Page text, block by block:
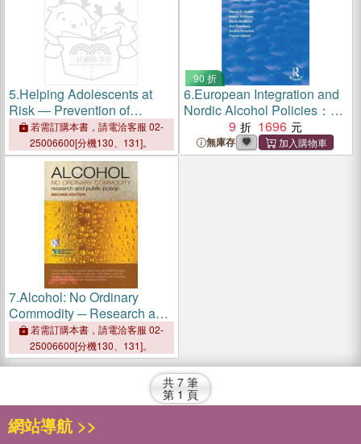
5.Helping Adolescents at
Risk ― Prevention of
Multiple Problem Behaviors
若需訂購本書，請電洽客服 02-
25006600[分機130、131]。
90 折
6.European Integration and
Nordic Alcohol Policies：
Changes in Alcohol Controls
and Consequences in
Finland, Norway and
9 1696
無庫存
7.Alcohol: No Ordinary
Commodity ─ Research and
Public Policy
若需訂購本書，請電洽客服 02-
25006600[分機130、131]。
共 7 筆
第 1 頁
網站導航 >>